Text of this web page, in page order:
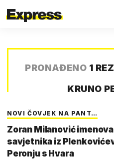
PRONAĐENO 1
KRUNO
NOVI ČOVJEK NA PANT…
Zoran Milanović
savjetnika iz
Peronju s Hvara